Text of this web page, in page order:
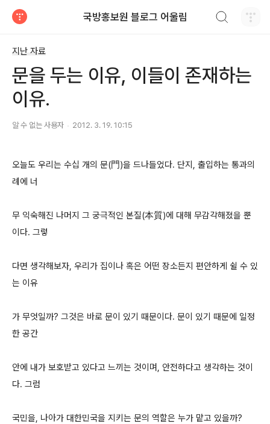
국방홍보원 블로그 어울림
지난 자료
문을 두는 이유, 이들이 존재하는
이유.
알 수 없는 사용자 2012. 3. 19. 10:15
오늘도 우리는 수십 개의 문(門)을 드나들었다. 단지, 출입하는 통과의
례에 너
무 익숙해진 나머지 그 궁극적인 본질(本質)에 대해 무감각해졌을 뿐
이다. 그렇
다면 생각해보자, 우리가 집이나 혹은 어떤 장소든지 편안하게 쉴 수 있
는 이유
가 무엇일까? 그것은 바로 문이 있기 때문이다. 문이 있기 때문에 일정
한 공간
안에 내가 보호받고 있다고 느끼는 것이며, 안전하다고 생각하는 것이
다. 그럼
국민을, 나아가 대한민국을 지키는 문의 역할은 누가 맡고 있을까?